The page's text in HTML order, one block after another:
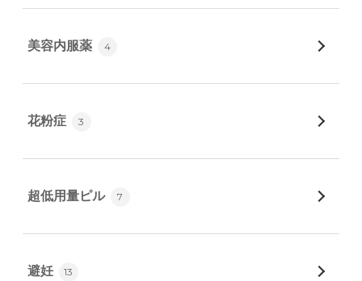
美容内服薬 4
花粉症 3
超低用量ピル 7
避妊 13